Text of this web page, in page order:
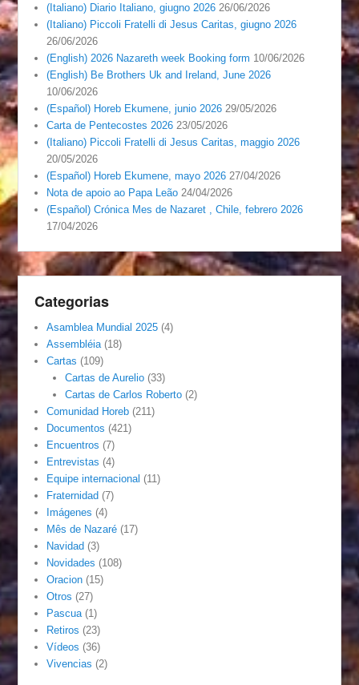
(Italiano) Diario Italiano, giugno 2026 26/06/2026
(Italiano) Piccoli Fratelli di Jesus Caritas, giugno 2026
26/06/2026
(English) 2026 Nazareth week Booking form 10/06/2026
(English) Be Brothers Uk and Ireland, June 2026
10/06/2026
(Español) Horeb Ekumene, junio 2026 29/05/2026
Carta de Pentecostes 2026 23/05/2026
(Italiano) Piccoli Fratelli di Jesus Caritas, maggio 2026
20/05/2026
(Español) Horeb Ekumene, mayo 2026 27/04/2026
Nota de apoio ao Papa Leão 24/04/2026
(Español) Crónica Mes de Nazaret , Chile, febrero 2026
17/04/2026
Categorias
Asamblea Mundial 2025 (4)
Assembléia (18)
Cartas (109)
Cartas de Aurelio(33)
Cartas de Carlos Roberto(2)
Comunidad Horeb (211)
Documentos (421)
Encuentros (7)
Entrevistas (4)
Equipe internacional (11)
Fraternidad (7)
Imágenes (4)
Mês de Nazaré (17)
Navidad (3)
Novidades (108)
Oracion (15)
Otros (27)
Pascua (1)
Retiros (23)
Vídeos (36)
Vivencias (2)